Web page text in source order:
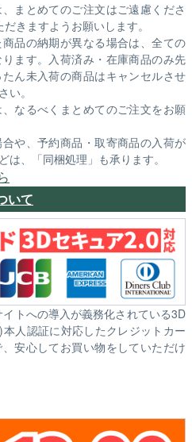
まとめてのご注文はご遠慮くださ
きますようお願いします。
品の納期が異なる場合は、全ての
ます。入荷済み・在庫商品のみ先
ん未入荷の商品はキャンセルさせ
い。
なるべくまとめてのご注文をお願
や、予約商品・取寄商品の入荷が
は、「同梱処理」も承ります。
いて
トへの導入が義務化されている3D
人認証に対応したクレジットカー
安心してお買い物をしていただけ